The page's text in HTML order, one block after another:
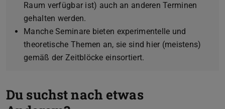
Raum verfügbar ist) auch an anderen Terminen
gehalten werden.
Manche Seminare bieten experimentelle und
theoretische Themen an, sie sind hier (meistens)
gemäß der Zeitblöcke einsortiert.
Du suchst nach etwas